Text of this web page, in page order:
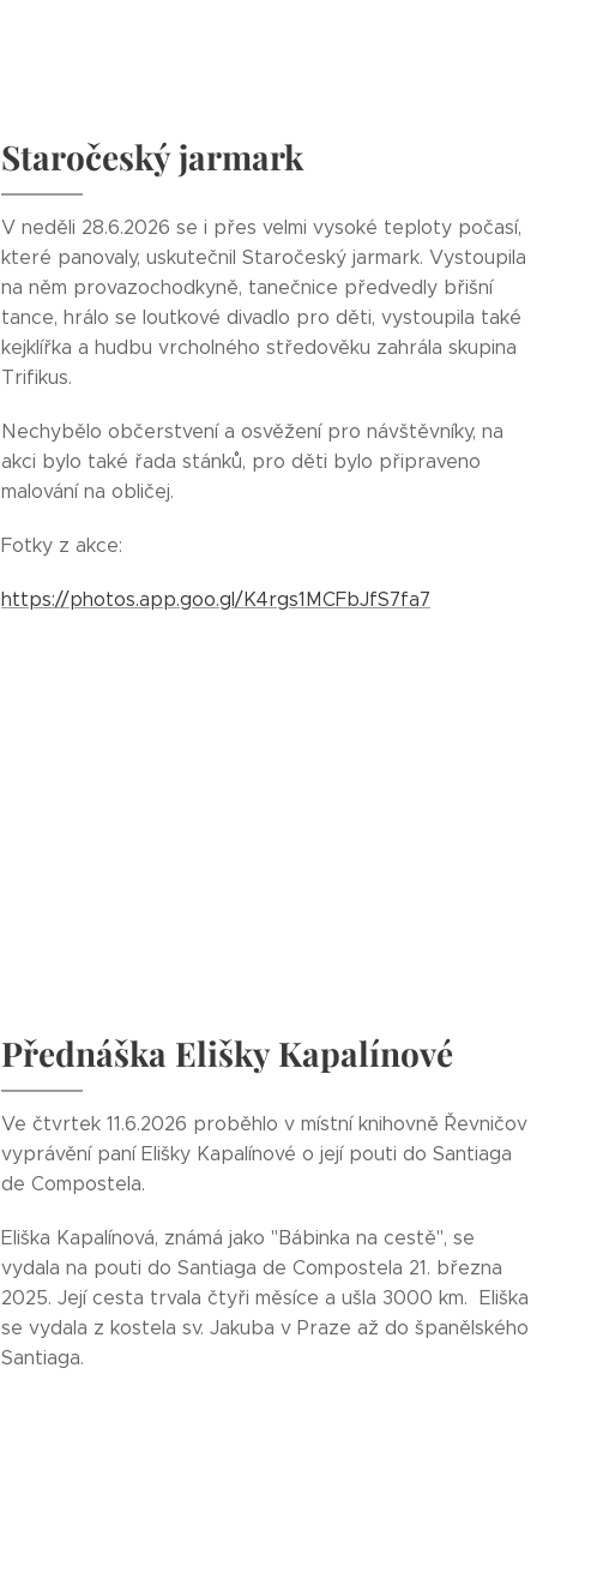
Staročeský jarmark
V neděli 28.6.2026 se i přes velmi vysoké teploty počasí,
které panovaly, uskutečnil Staročeský jarmark. Vystoupila
na něm provazochodkyně, tanečnice předvedly břišní
tance, hrálo se loutkové divadlo pro děti, vystoupila také
kejklířka a hudbu vrcholného středověku zahrála skupina
Trifikus.
Nechybělo občerstvení a osvěžení pro návštěvníky, na
akci bylo také řada stánků, pro děti bylo připraveno
malování na obličej.
Fotky z akce:
https://photos.app.goo.gl/K4rgs1MCFbJfS7fa7
Přednáška Elišky Kapalínové
Ve čtvrtek 11.6.2026 proběhlo v místní knihovně Řevničov
vyprávění paní Elišky Kapalínové o její pouti do Santiaga
de Compostela.
Eliška Kapalínová, známá jako "Bábinka na cestě", se
vydala na pouti do Santiaga de Compostela 21. března
2025. Její cesta trvala čtyři měsíce a ušla 3000 km. Eliška
se vydala z kostela sv. Jakuba v Praze až do španělského
Santiaga.